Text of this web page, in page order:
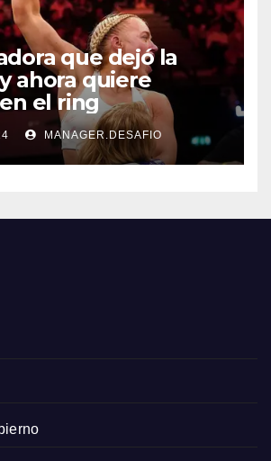
que dejó la
ahora quiere
el ring​
MANAGER.DESAFIO